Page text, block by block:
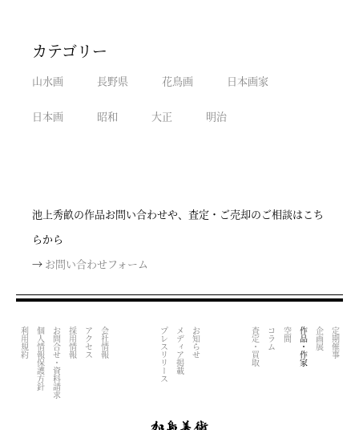
カテゴリー
山水画 長野県 花鳥画 日本画家
日本画 昭和 大正 明治
池上秀畝の作品お問い合わせや、査定・ご売却のご相談はこち
らから
→ お問い合わせフォーム
定期催事
企画展
作品・作家
空間
コラム
査定・買取
お知らせ
メディア掲載
プレスリリース
会社情報
アクセス
採用情報
お問合せ・資料請求
個人情報保護方針
利用規約